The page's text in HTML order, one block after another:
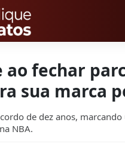
fechar
sua marca
de dez anos,
NBA.